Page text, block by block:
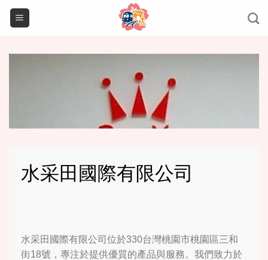
Skip
水采田國際有限公司
水采田國際有限公司位於330台灣桃園市桃園區三和
街18號，專注於提供優質的產品與服務。我們致力於